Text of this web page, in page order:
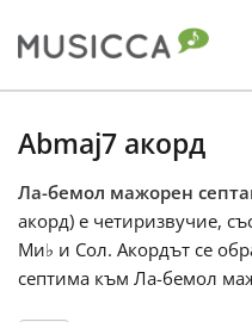
Български
Dansk
Abmaj7 акорд
Ла-бемол мажорен
акорд) е четиризвучие,
Ми♭ и Сол. Акордът се
септима към Ла-бемол